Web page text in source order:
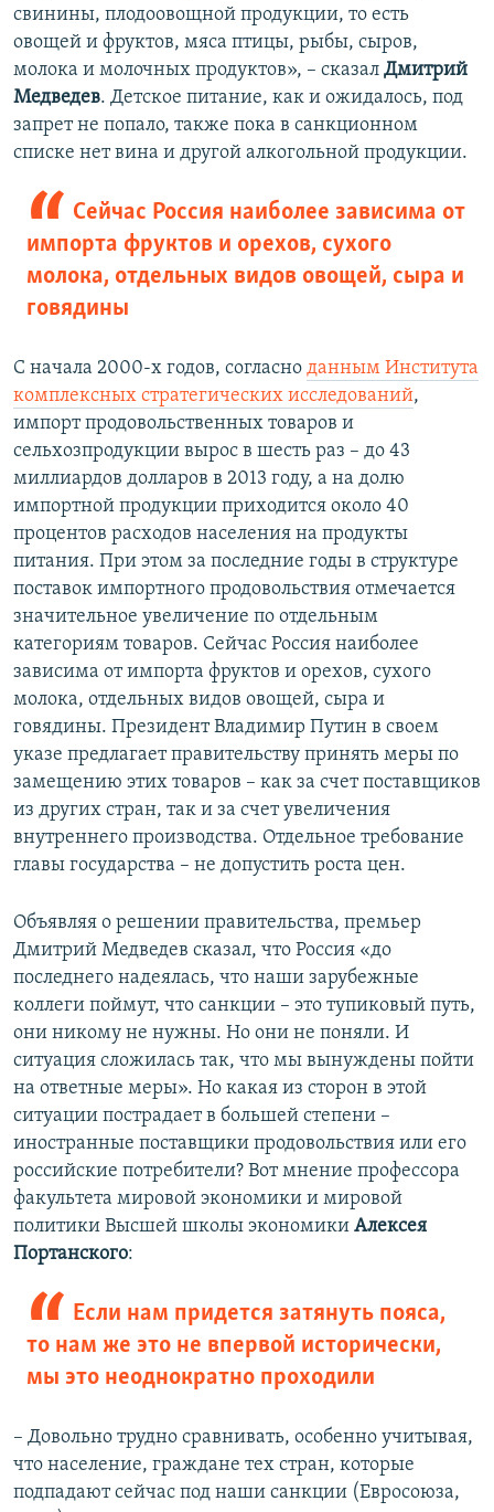
свинины, плодоовощной продукции, то есть
овощей и фруктов, мяса птицы, рыбы, сыров,
молока и молочных продуктов», – сказал Дмитрий
Медведев. Детское питание, как и ожидалось, под
запрет не попало, также пока в санкционном
списке нет вина и другой алкогольной продукции.
Сейчас Россия наиболее зависима от
импорта фруктов и орехов, сухого
молока, отдельных видов овощей, сыра и
говядины
С начала 2000-х годов, согласно данным Института
комплексных стратегических исследований,
импорт продовольственных товаров и
сельхозпродукции вырос в шесть раз – до 43
миллиардов долларов в 2013 году, а на долю
импортной продукции приходится около 40
процентов расходов населения на продукты
питания. При этом за последние годы в структуре
поставок импортного продовольствия отмечается
значительное увеличение по отдельным
категориям товаров. Сейчас Россия наиболее
зависима от импорта фруктов и орехов, сухого
молока, отдельных видов овощей, сыра и
говядины. Президент Владимир Путин в своем
указе предлагает правительству принять меры по
замещению этих товаров – как за счет поставщиков
из других стран, так и за счет увеличения
внутреннего производства. Отдельное требование
главы государства – не допустить роста цен.
Объявляя о решении правительства, премьер
Дмитрий Медведев сказал, что Россия «до
последнего надеялась, что наши зарубежные
коллеги поймут, что санкции – это тупиковый путь,
они никому не нужны. Но они не поняли. И
ситуация сложилась так, что мы вынуждены пойти
на ответные меры». Но какая из сторон в этой
ситуации пострадает в большей степени –
иностранные поставщики продовольствия или его
российские потребители? Вот мнение профессора
факультета мировой экономики и мировой
политики Высшей школы экономики Алексея
Портанского:
Если нам придется затянуть пояса,
то нам же это не впервой исторически,
мы это неоднократно проходили
– Довольно трудно сравнивать, особенно учитывая,
что население, граждане тех стран, которые
подпадают сейчас под наши санкции (Евросоюза,